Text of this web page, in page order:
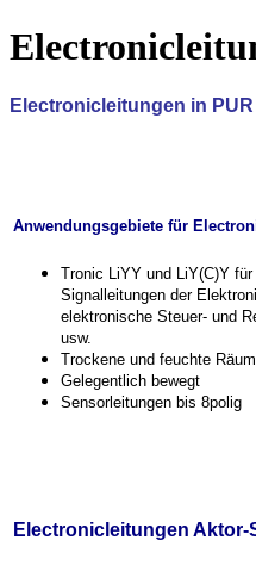
Electronicleitungen in
Anwendungsgebiete für
Tronic LiYY und LiY(C)Y
Signalleitungen der
elektronische Steuer- und
usw.
Trockene und feuchte
Gelegentlich bewegt
Sensorleitungen bis 8polig
Electronicleitungen